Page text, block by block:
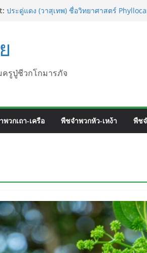
ประดู่แดง (วาสุเทพ) ชื่อวิทยาศาสตร์
บานเย็น ชื่อวิทยาศาสตร์ Mirabilis jalapa L.
ครูปู่ชีวกโกมารภัจ
พวกเถา-เครือ พืชจำพวกหัว-เหง้า พืช